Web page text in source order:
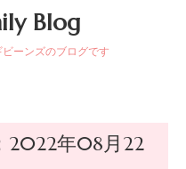
Blog
ーンズのブログです
2022年08月22